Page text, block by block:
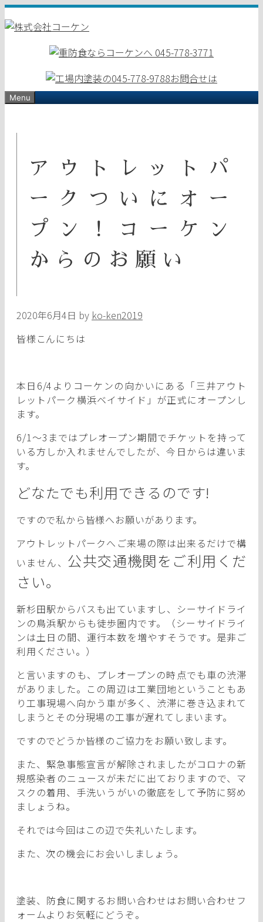
コ
ン
スMenu
アウトレットパ
ークついにオー
プン！コーケン
からのお願い
2020年6月4日 by ko-ken2019
皆様こんにちは
本日6/4よりコーケンの向かいにある「三井アウト
レットパーク横浜ベイサイド」が正式にオープンし
ます。
6/1～3まではプレオープン期間でチケットを持って
いる方しか入れませんでしたが、今日からは違いま
す。
どなたでも利用できるのです!
ですので私から皆様へお願いがあります。
アウトレットパークへご来場の際は出来るだけで構
いません、 公共交通機関をご利用くだ
さい。
新杉田駅からバスも出ていますし、シーサイドライ
ンの鳥浜駅からも徒歩圏内です。（シーサイドライ
ンは土日の間、運行本数を増やすそうです。是非ご
利用ください。）
と言いますのも、プレオープンの時点でも車の渋滞
がありました。この周辺は工業団地ということもあ
り工事現場へ向かう車が多く、渋滞に巻き込まれて
しまうとその分現場の工事が遅れてしまいます。
ですのでどうか皆様のご協力をお願い致します。
また、緊急事態宣言が解除されましたがコロナの新
規感染者のニュースが未だに出ておりますので、マ
スクの着用、手洗いうがいの徹底をして予防に努め
ましょうね。
それでは今回はこの辺で失礼いたします。
また、次の機会にお会いしましょう。
塗装、防食に関するお問い合わせはお問い合わせフ
ォームよりお気軽にどうぞ。